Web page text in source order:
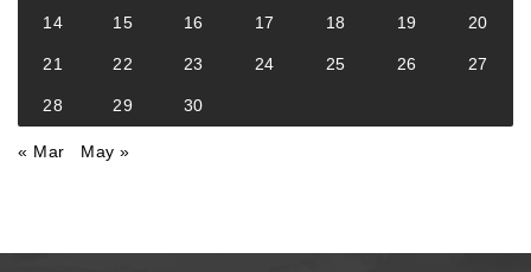
14 15 16 17 18 19 20
21 22 23 24 25 26 27
28 29 30
« Mar May »